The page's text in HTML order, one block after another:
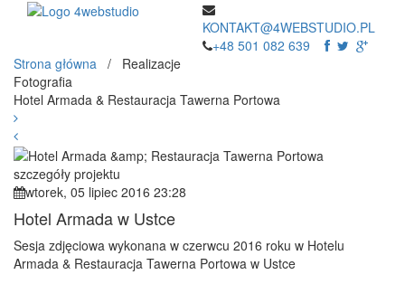
KONTAKT@4WEBSTUDIO.PL
+48 501 082 639
Strona główna / Realizacje
Fotografia
Hotel Armada & Restauracja Tawerna Portowa
szczegóły projektu
wtorek, 05 lipiec 2016 23:28
Hotel Armada w Ustce
Sesja zdjęciowa wykonana w czerwcu 2016 roku w Hotelu
Armada & Restauracja Tawerna Portowa w Ustce